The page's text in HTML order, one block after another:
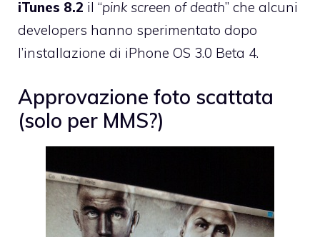
iTunes 8.2 il “pink screen of death” che alcuni
developers hanno sperimentato dopo
l’installazione di iPhone OS 3.0 Beta 4.
Approvazione foto scattata
(solo per MMS?)